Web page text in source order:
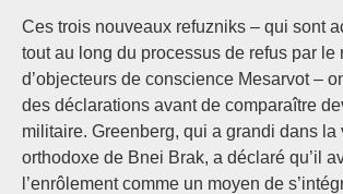
Ces trois nouveaux refuzniks – qui sont
tout au long du processus de refus par le
d’objecteurs de conscience Mesarvot –
des déclarations avant de comparaître
militaire. Greenberg, qui a grandi dans la
orthodoxe de Bnei Brak, a déclaré qu’il
l’enrôlement comme un moyen de